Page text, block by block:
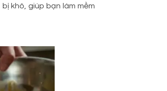
khô, giúp bạn làm mềm